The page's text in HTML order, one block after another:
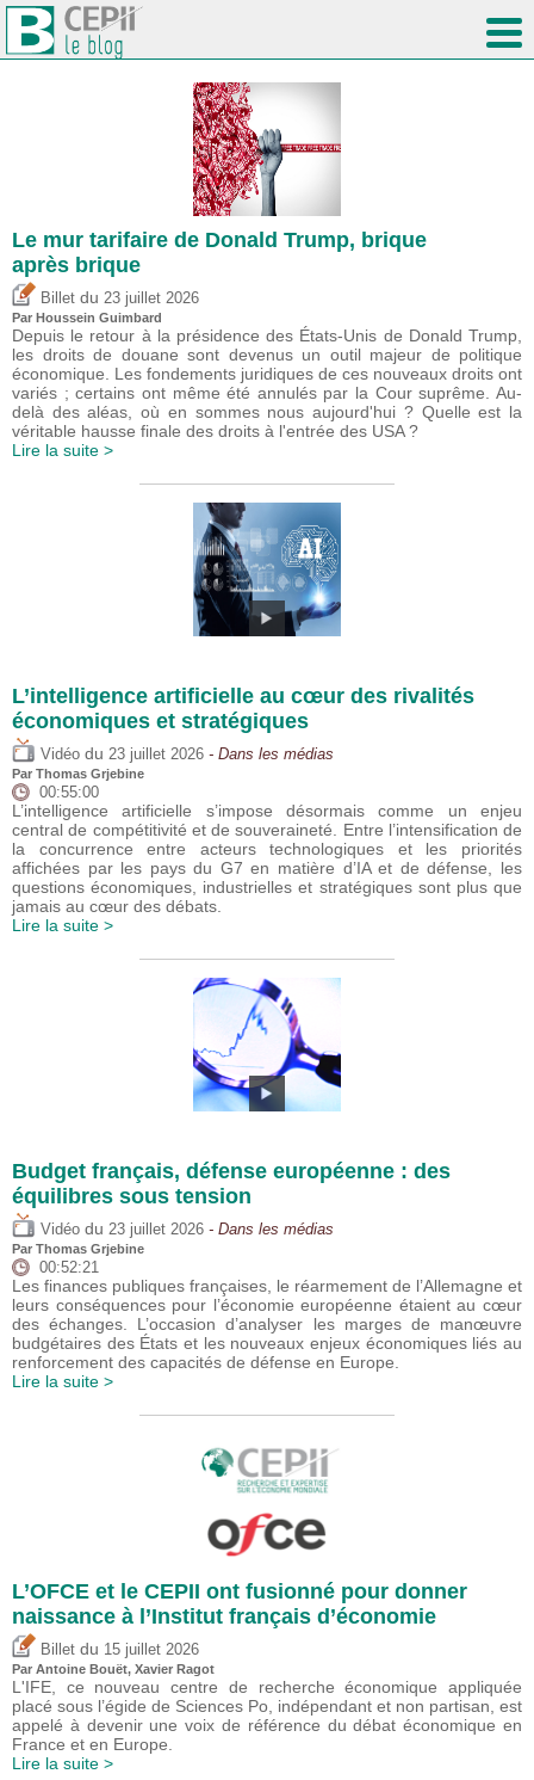
Le mur tarifaire de Donald Trump, brique
après brique
Billet du 23 juillet 2026
Par Houssein Guimbard
Depuis le retour à la présidence des États-Unis de Donald Trump,
les droits de douane sont devenus un outil majeur de politique
économique. Les fondements juridiques de ces nouveaux droits ont
variés ; certains ont même été annulés par la Cour suprême. Au-
delà des aléas, où en sommes nous aujourd'hui ? Quelle est la
véritable hausse finale des droits à l'entrée des USA ?
Lire la suite >
L’intelligence artificielle au cœur des rivalités
économiques et stratégiques
Vidéo du 23 juillet 2026 - Dans les médias
Par Thomas Grjebine
00:55:00
L’intelligence artificielle s’impose désormais comme un enjeu
central de compétitivité et de souveraineté. Entre l’intensification de
la concurrence entre acteurs technologiques et les priorités
affichées par les pays du G7 en matière d’IA et de défense, les
questions économiques, industrielles et stratégiques sont plus que
jamais au cœur des débats.
Lire la suite >
Budget français, défense européenne : des
équilibres sous tension
Vidéo du 23 juillet 2026 - Dans les médias
Par Thomas Grjebine
00:52:21
Les finances publiques françaises, le réarmement de l’Allemagne et
leurs conséquences pour l’économie européenne étaient au cœur
des échanges. L’occasion d’analyser les marges de manœuvre
budgétaires des États et les nouveaux enjeux économiques liés au
renforcement des capacités de défense en Europe.
Lire la suite >
L’OFCE et le CEPII ont fusionné pour donner
naissance à l’Institut français d’économie
Billet du 15 juillet 2026
Par Antoine Bouët, Xavier Ragot
L'IFE, ce nouveau centre de recherche économique appliquée
placé sous l’égide de Sciences Po, indépendant et non partisan, est
appelé à devenir une voix de référence du débat économique en
France et en Europe.
Lire la suite >